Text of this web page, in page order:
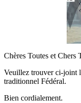
Chères Toutes et Chers
Veuillez trouver ci-joint
traditionnel Fédéral.
Bien cordialement.